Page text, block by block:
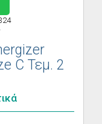
C Τεμ. 2